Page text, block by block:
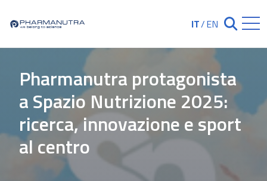
IT/EN Chiudi
Pharmanutra protagonista
a Spazio Nutrizione 2025:
ricerca, innovazione e sport
al centro